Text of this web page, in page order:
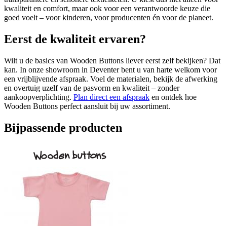
kwaliteit en comfort, maar ook voor een verantwoorde keuze die
goed voelt – voor kinderen, voor producenten én voor de planeet.
Eerst de kwaliteit ervaren?
Wilt u de basics van Wooden Buttons liever eerst zelf bekijken? Dat
kan. In onze showroom in Deventer bent u van harte welkom voor
een vrijblijvende afspraak. Voel de materialen, bekijk de afwerking
en overtuig uzelf van de pasvorm en kwaliteit – zonder
aankoopverplichting. Plan direct een afspraak en ontdek hoe
Wooden Buttons perfect aansluit bij uw assortiment.
Bijpassende producten